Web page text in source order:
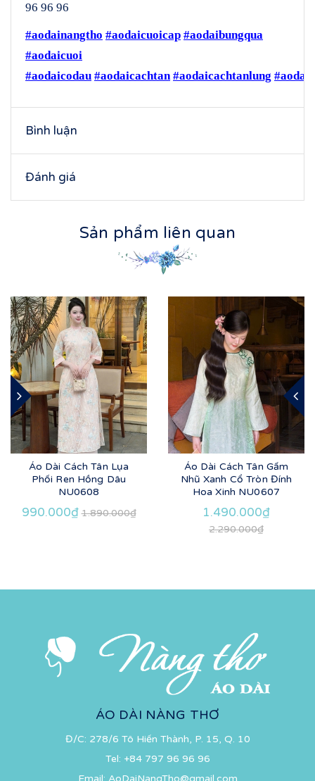
96 96 96
#aodainangtho #aodaicuoicap #aodaibungqua
#aodaicuoi
#aodaicodau #aodaicachtan #aodaicachtanlung
Bình luận
Đánh giá
Sản phẩm liên quan
Áo Dài Cách Tân Lụa
Phối Ren Hồng Dâu
NU0608
990.000₫ 1.890.000₫
Áo Dài Cách Tân Gấm
Nhũ Xanh Cổ Tròn Đính
Hoa Xinh NU0607
1.490.000₫
2.290.000₫
ÁO DÀI NÀNG THƠ
Đ/C: 278/6 Tô Hiến Thành, P. 15, Q. 10
Tel: +84 797 96 96 96
Email: AoDaiNangTho@gmail.com